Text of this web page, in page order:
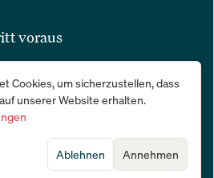
voraus
Wirtschaft und Finanzen in einer
Cookies, um sicherzustellen, dass
unserer Website erhalten.
Annehmen
Ablehnen